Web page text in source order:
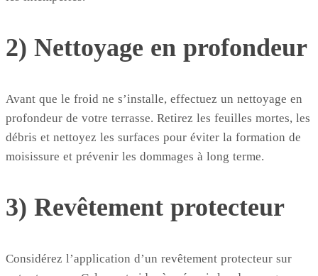
2) Nettoyage en profondeur
Avant que le froid ne s’installe, effectuez un nettoyage en
profondeur de votre terrasse. Retirez les feuilles mortes, les
débris et nettoyez les surfaces pour éviter la formation de
moisissure et prévenir les dommages à long terme.
3) Revêtement protecteur
Considérez l’application d’un revêtement protecteur sur